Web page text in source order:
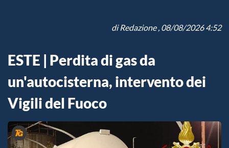
diRedazione, 08/08/2026 4:52
ESTE | Perdita di gas da
un'autocisterna, intervento dei
Vigili del Fuoco